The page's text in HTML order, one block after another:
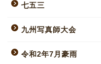
七五三
九州写真師大会
令和2年7月豪雨